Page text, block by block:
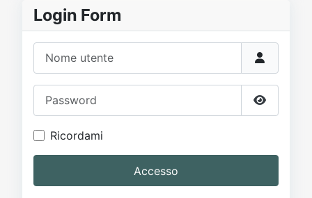
Login Form
Mostra
Ricordami
Accesso